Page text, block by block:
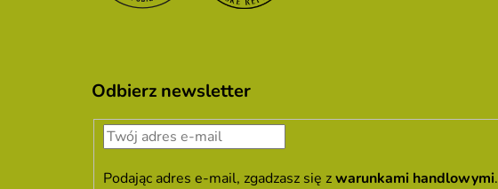
Odbierz newsletter
Podając adres e-mail, zgadzasz się zwarunkami handlowymi.